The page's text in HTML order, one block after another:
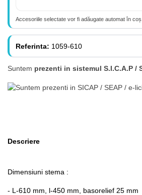
Accesoriile selectate vor fi adăugate automat în coș.
Referinta: 1059-610
Suntem prezenti in sistemul S.I.C.A.P /
Descriere
Dimensiuni stema :
- L-610 mm, l-450 mm, basorelief 25 mm